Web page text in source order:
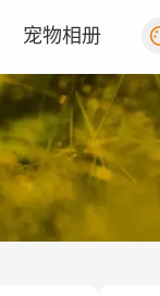
宠物相册